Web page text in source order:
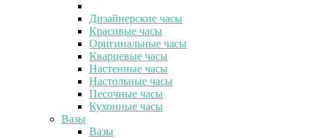
Дизайнерские часы
Красивые часы
Оригинальные часы
Кварцевые часы
Настенные часы
Настольные часы
Песочные часы
Кухонные часы
Вазы
Вазы